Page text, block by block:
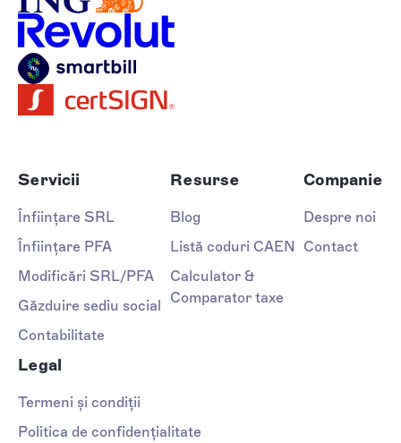
Servicii
Înființare SRL
Înființare PFA
Modificări SRL/PFA
Găzduire sediu social
Contabilitate
Resurse
Blog
Listă coduri CAEN
Calculator &
Comparator taxe
Companie
Despre noi
Contact
Legal
Termeni și condiții
Politica de confidențialitate